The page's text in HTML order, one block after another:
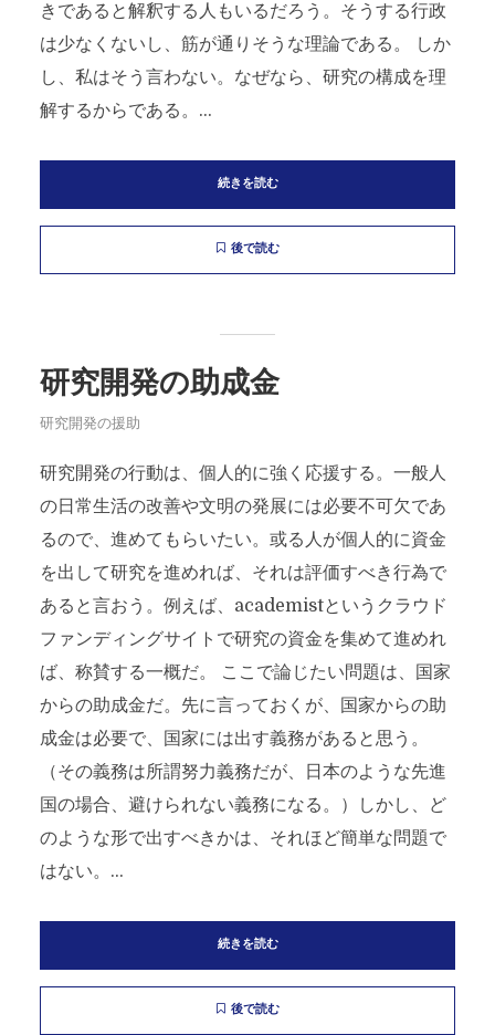
きであると解釈する人もいるだろう。そうする行政
は少なくないし、筋が通りそうな理論である。 しか
し、私はそう言わない。なぜなら、研究の構成を理
解するからである。...
続きを読む
後で読む
研究開発の助成金
研究開発の援助
研究開発の行動は、個人的に強く応援する。一般人
の日常生活の改善や文明の発展には必要不可欠であ
るので、進めてもらいたい。或る人が個人的に資金
を出して研究を進めれば、それは評価すべき行為で
あると言おう。例えば、academistというクラウド
ファンディングサイトで研究の資金を集めて進めれ
ば、称賛する一概だ。 ここで論じたい問題は、国家
からの助成金だ。先に言っておくが、国家からの助
成金は必要で、国家には出す義務があると思う。
（その義務は所謂努力義務だが、日本のような先進
国の場合、避けられない義務になる。）しかし、ど
のような形で出すべきかは、それほど簡単な問題で
はない。...
続きを読む
後で読む